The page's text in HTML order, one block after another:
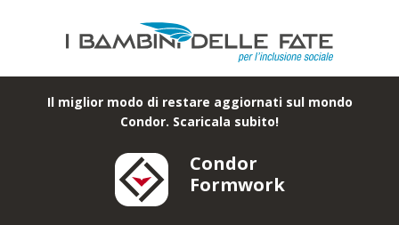
Condor
Formwork
Il miglior modo di restare aggiornati sul mondo
Condor. Scaricala subito!